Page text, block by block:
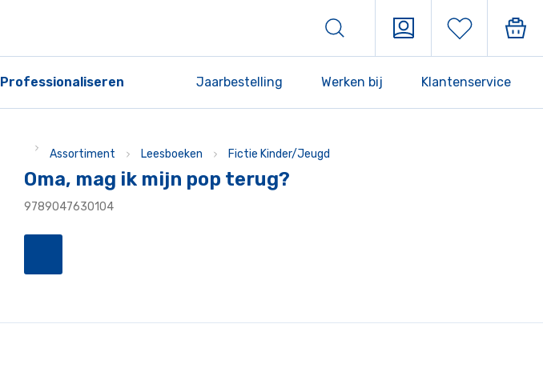
Professionaliseren Jaarbestelling Werken bij Klantenservice
Assortiment Leesboeken Fictie Kinder/Jeugd
Oma, mag ik mijn pop terug?
9789047630104